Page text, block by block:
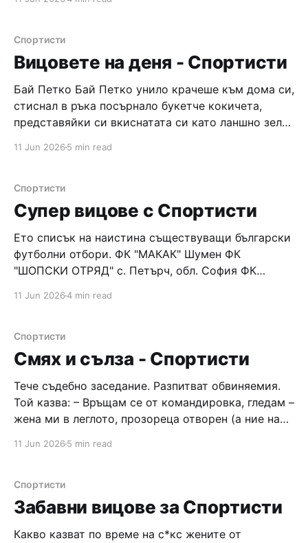
Спортисти
Вицовете на деня - Спортисти
Бай Петко Бай Петко унило крачеше към дома си,
стиснал в ръка посърнало букетче кокичета,
представяйки си вкиснатата си като ланшно зеле
март, се бе почерпил достойно с колежките
11 Jun 2026 5 min read
Спортисти
Супер вицове с Спортисти
Ето списък на наистина съществуващи български
футболни отбори. ФК "МАКАК" Шумен ФК
"ШОПСКИ ОТРЯД" с. Петърч, обл. София ФК
11 Jun 20264 min read
Спортисти
Смях и сълза - Спортисти
Тече съдебно заседание. Разпитват обвиняемия.
Той казва: – Връщам се от командировка, гледам –
жена ми в леглото, прозореца отворен (а ние на
кажете? – Полегнах аз да си
11 Jun 2026 5 min read
Спортисти
Забавни вицове за Спортисти
Какво казват по време на с*кс жените от